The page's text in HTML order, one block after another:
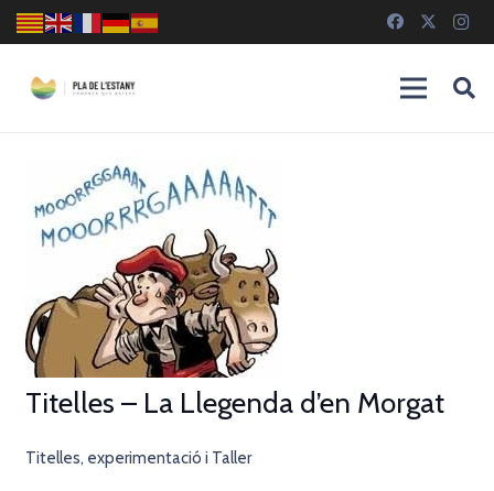
Titelles – La Llegenda d’en Morgat
Titelles, experimentació i Taller